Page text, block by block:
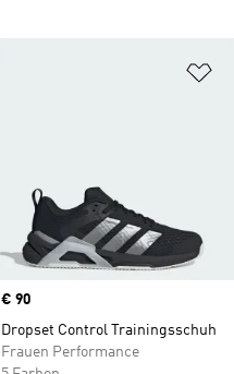
Price
€ 90
Dropset Control Trainingsschuh
Frauen Performance